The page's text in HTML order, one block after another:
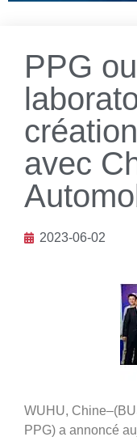
PPG
avec
2023-06-02
WUHU,
PPG) a annoncé